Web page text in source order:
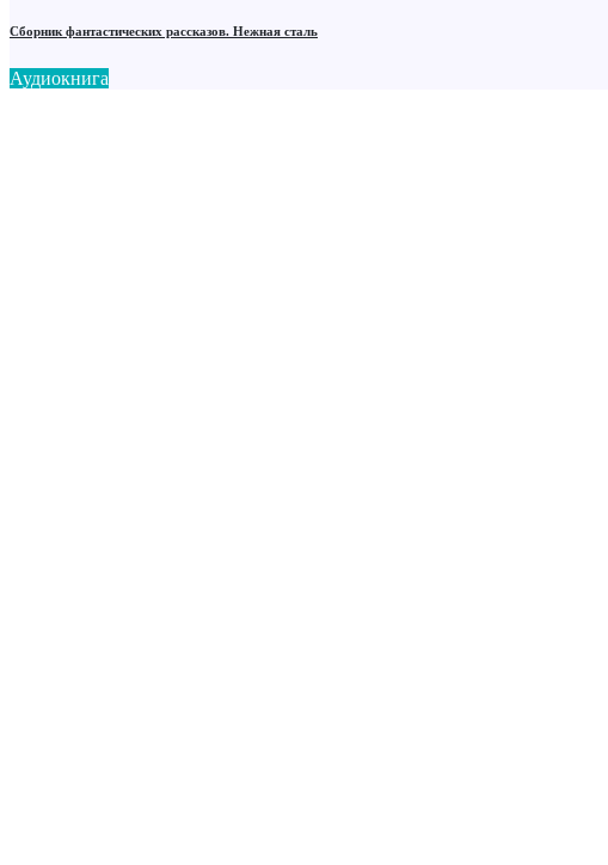
Сборник фантастических рассказов. Нежная сталь
Аудиокнига